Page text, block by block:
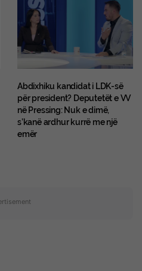
Abdixhiku kandidat i LDK-së
për president? Deputetët e VV
në Pressing: Nuk e dimë,
s’kanë ardhur kurrë me një
emër